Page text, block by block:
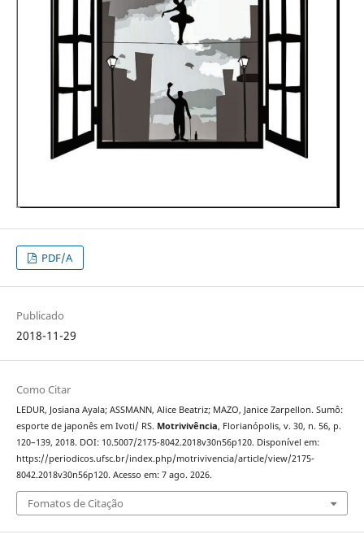
PDF/A
Publicado
2018-11-29
Como Citar
LEDUR, Josiana Ayala; ASSMANN, Alice Beatriz; MAZO, Janice Zarpellon. Sumô:
esporte de japonês em Ivoti/ RS. Motrivivência, Florianópolis, v. 30, n. 56, p.
120–139, 2018. DOI: 10.5007/2175-8042.2018v30n56p120. Disponível em:
https://periodicos.ufsc.br/index.php/motrivivencia/article/view/2175-
8042.2018v30n56p120. Acesso em: 7 ago. 2026.
Fomatos de Citação